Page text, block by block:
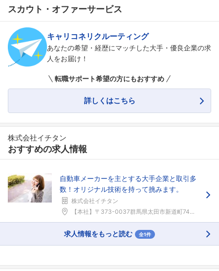
スカウト・オファーサービス
キャリコネリクルーティング
あなたの希望・経歴にマッチした大手・優良企業の求
人をお届け！
転職サポート希望の方にもおすすめ
詳しくはこちら
株式会社イチタン
おすすめの求人情報
自動車メーカーを主とする大手企業と取引多
数！オリジナル技術を持って挑みます。
株式会社イチタン
【本社】〒373-0037群馬県太田市新道町74番...
求人情報をもっと読む 全1件